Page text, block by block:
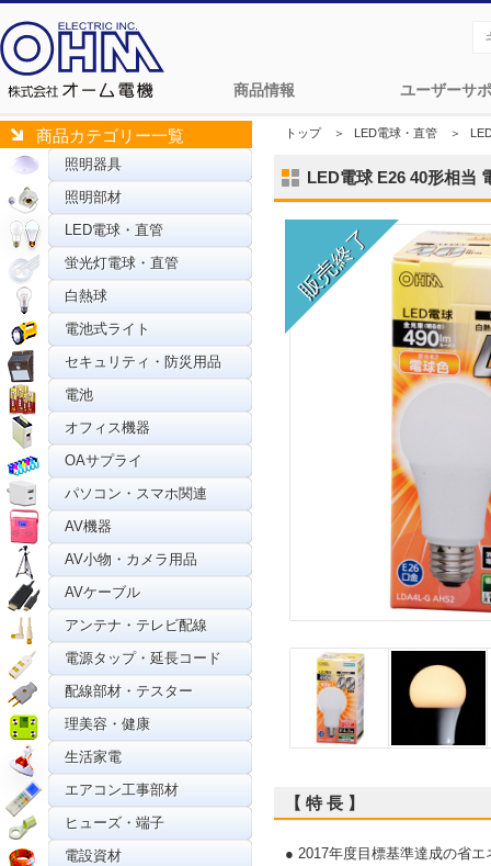
商品情報 ユーザーサ
商品カテゴリー一覧
照明器具
照明部材
LED電球・直管
蛍光灯電球・直管
白熱球
電池式ライト
セキュリティ・防災用品
電池
オフィス機器
OAサプライ
パソコン・スマホ関連
AV機器
AV小物・カメラ用品
AVケーブル
アンテナ・テレビ配線
電源タップ・延長コード
配線部材・テスター
理美容・健康
生活家電
エアコン工事部材
ヒューズ・端子
電設資材
トップ＞ LED電球・直管 ＞
LED電球 E26 40形相当
【 特 長 】
● 2017年度目標基準達成の省エ